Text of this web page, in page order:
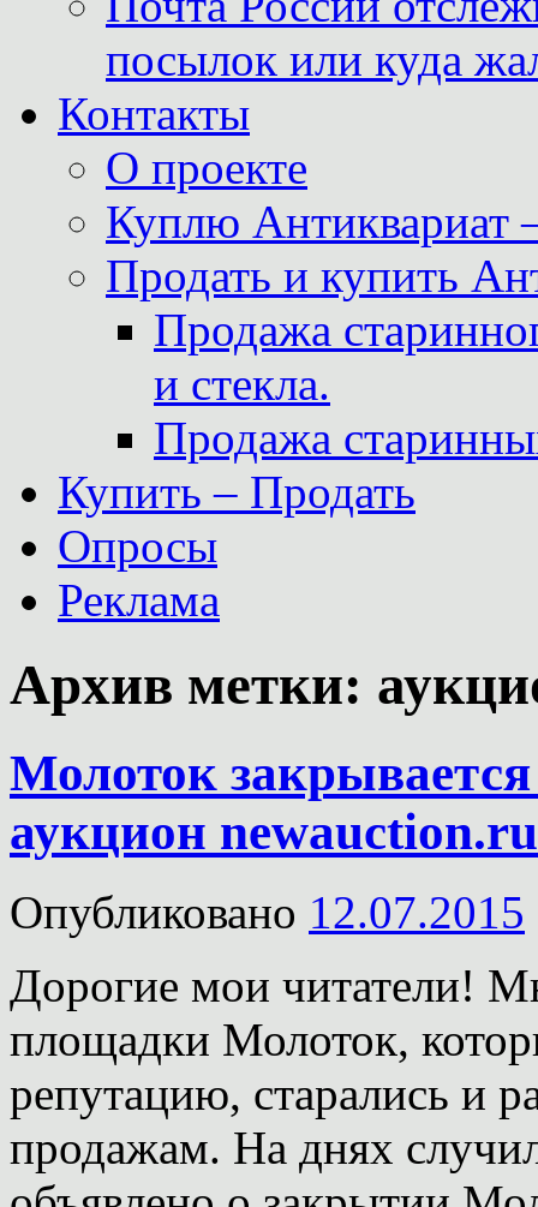
посылок или куда
Контакты
О проекте
Куплю Антиквариат
Продать и купить
Продажа
и стекла.
Продажа
Купить – Продать
Опросы
Реклама
Архив метки:
Молоток
аукцион newauction.ru
Опубликовано 12.07.2015
Дорогие мои читатели!
площадки Молоток,
репутацию, старались и
продажам. На днях